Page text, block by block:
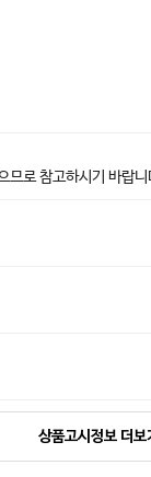
로 참고하시기 바랍
상품고시정보 더보